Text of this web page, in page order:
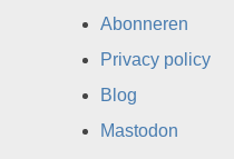
Abonneren
Privacy policy
Blog
Mastodon